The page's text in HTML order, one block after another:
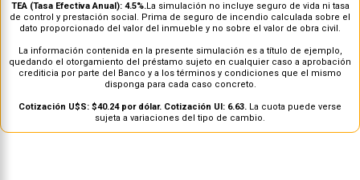
TEA (Tasa Efectiva Anual): 4.5%.La simulación no incluye seguro de vida ni tasa
de control y prestación social. Prima de seguro de incendio calculada sobre el
dato proporcionado del valor del inmueble y no sobre el valor de obra civil.
La información contenida en la presente simulación es a título de ejemplo,
quedando el otorgamiento del préstamo sujeto en cualquier caso a aprobación
crediticia por parte del Banco y a los términos y condiciones que el mismo
disponga para cada caso concreto.
Cotización U$S: $40.24 por dólar. Cotización UI: 6.63. La cuota puede verse
sujeta a variaciones del tipo de cambio.